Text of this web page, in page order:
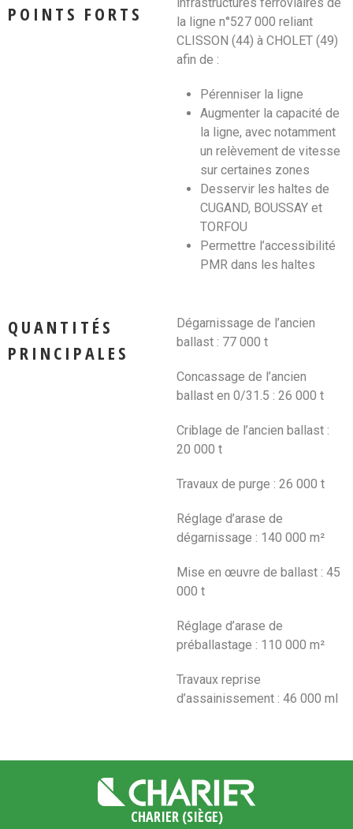
POINTS FORTS
la ligne n°527 000 reliant
CLISSON (44) à CHOLET (49)
afin de :
Pérenniser la ligne
Augmenter la capacité de
la ligne, avec notamment
un relèvement de vitesse
sur certaines zones
Desservir les haltes de
CUGAND, BOUSSAY et
TORFOU
Permettre l’accessibilité
PMR dans les haltes
QUANTITÉS
PRINCIPALES
Dégarnissage de l’ancien
ballast : 77 000 t
Concassage de l’ancien
ballast en 0/31.5 : 26 000 t
Criblage de l’ancien ballast :
20 000 t
Travaux de purge : 26 000 t
Réglage d’arase de
dégarnissage : 140 000 m²
Mise en œuvre de ballast : 45
000 t
Réglage d’arase de
préballastage : 110 000 m²
Travaux reprise
d’assainissement : 46 000 ml
CHARIER (SIÈGE)